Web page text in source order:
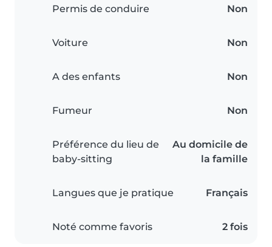
Permis de conduire Non
Voiture Non
A des enfants Non
Fumeur Non
Préférence du lieu de
baby-sitting
Au domicile de
la famille
Langues que je pratique Français
Noté comme favoris 2 fois